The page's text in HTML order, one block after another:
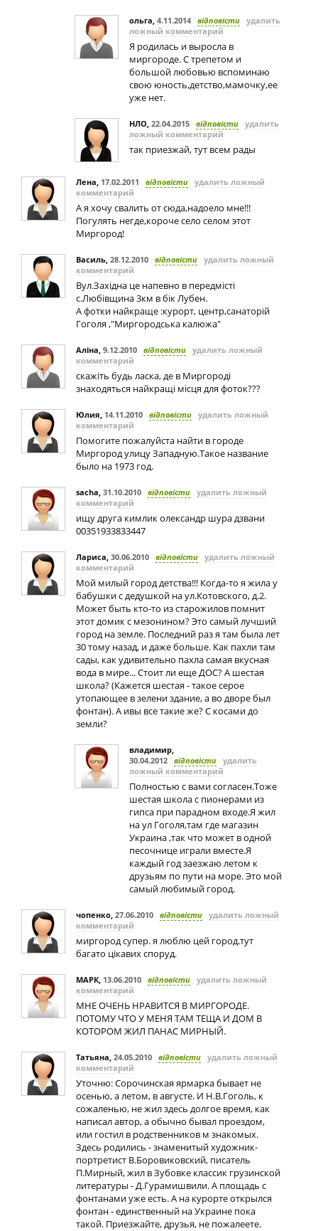
ольга, 4.11.2014 відповісти удалить
ложный комментарий
Я родилась и выросла в
миргороде. С трепетом и
большой любовью вспоминаю
свою юность,детство,мамочку,ее
уже нет.
НЛО, 22.04.2015 відповісти удалить
ложный комментарий
так приезжай, тут всем рады
Лена, 17.02.2011 відповісти удалить ложный
комментарий
А я хочу свалить от сюда,надоело мне!!!
Погулять негде,короче село селом этот
Миргород!
Василь, 28.12.2010 відповісти удалить ложный
комментарий
Вул.Західна це напевно в передмісті
с.Любівщина 3км в бік Лубен.
А фотки найкраще :курорт, центр,санаторій
Гоголя ,"Миргородська калюжа"
Аліна, 9.12.2010 відповісти удалить ложный
комментарий
скажіть будь ласка, де в Миргороді
знаходяться найкращі місця для фоток???
Юлия, 14.11.2010 відповісти удалить ложный
комментарий
Помогите пожалуйста найти в городе
Миргород улицу Западную.Такое название
было на 1973 год.
sacha, 31.10.2010 відповісти удалить ложный
комментарий
ищу друга кимлик олександр шура дзвани
00351933833447
Лариса, 30.06.2010 відповісти удалить ложный
комментарий
Мой милый город детства!!! Когда-то я жила у
бабушки с дедушкой на ул.Котовского, д.2.
Может быть кто-то из старожилов помнит
этот домик с мезонином? Это самый лучший
город на земле. Последний раз я там была лет
30 тому назад, и даже больше. Как пахли там
сады, как удивительно пахла самая вкусная
вода в мире... Стоит ли еще ДОС? А шестая
школа? (Кажется шестая - такое серое
утопающее в зелени здание, а во дворе был
фонтан). А ивы все такие же? С косами до
земли?
владимир,
30.04.2012 відповісти удалить
ложный комментарий
Полностью с вами согласен.Тоже
шестая школа с пионерами из
гипса при парадном входе.Я жил
на ул Гоголя,там где магазин
Украина ,так что может в одной
песочнице играли вместе.Я
каждый год заезжаю летом к
друзьям по пути на море. Это мой
самый любимый город.
чопенко, 27.06.2010 відповісти удалить ложный
комментарий
миргород супер. я люблю цей город.тут
багато цікавих споруд.
МАРК, 13.06.2010 відповісти удалить ложный
комментарий
МНЕ ОЧЕНЬ НРАВИТСЯ В МИРГОРОДЕ.
ПОТОМУ ЧТО У МЕНЯ ТАМ ТЕЩА И ДОМ В
КОТОРОМ ЖИЛ ПАНАС МИРНЫЙ.
Татьяна, 24.05.2010 відповісти удалить ложный
комментарий
Уточню: Сорочинская ярмарка бывает не
осенью, а летом, в августе. И Н.В.Гоголь, к
сожаленью, не жил здесь долгое время, как
написал автор, а обычно бывал проездом,
или гостил в родственников м знакомых.
Здесь родились - знаменитый художник-
портретист В.Боровиковский, писатель
П.Мирный, жил в Зубовке классик грузинской
литературы - Д.Гурамишвили. А площадь с
фонтанами уже есть. А на курорте открылся
фонтан - единственный на Украине пока
такой. Приезжайте, друзья, не пожалеете.